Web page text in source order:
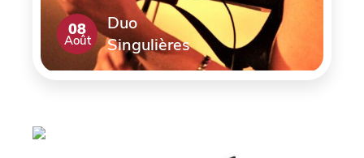
08
Août
Duo
Singulières